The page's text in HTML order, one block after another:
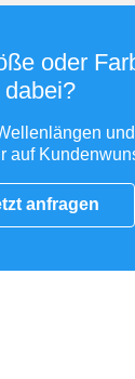
oder
dabei?
auf
anfragen